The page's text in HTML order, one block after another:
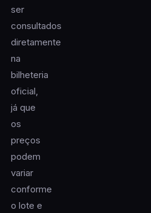
ser
consultados
diretamente
na
bilheteria
oficial,
já que
os
preços
podem
variar
conforme
o lote e